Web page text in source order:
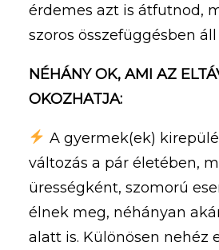
érdemes azt is átfutnod,
szoros összefüggésben
NÉHÁNY OK, AMI AZ
OKOZHATJA:
A gyermek(ek)
változás a pár életében,
ürességként, szomorú
élnek meg, néhányan
alatt is. Különösen nehéz